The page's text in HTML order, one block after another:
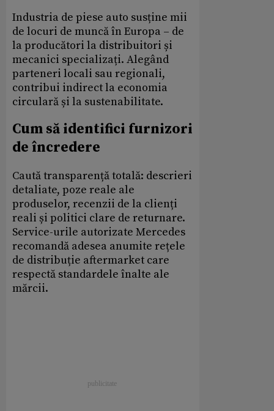
Industria de piese auto susține mii
de locuri de muncă în Europa – de
la producători la distribuitori și
mecanici specializați. Alegând
parteneri locali sau regionali,
contribui indirect la economia
circulară și la sustenabilitate.
Cum să identifici furnizori
de încredere
Caută transparență totală: descrieri
detaliate, poze reale ale
produselor, recenzii de la clienți
reali și politici clare de returnare.
Service-urile autorizate Mercedes
recomandă adesea anumite rețele
de distribuție aftermarket care
respectă standardele înalte ale
mărcii.